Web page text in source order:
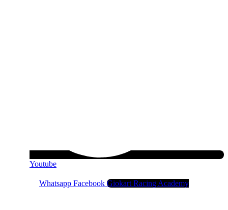
Youtube
Whatsapp Facebook Giokart Racing Academy